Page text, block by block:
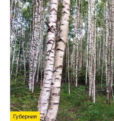
Губерния